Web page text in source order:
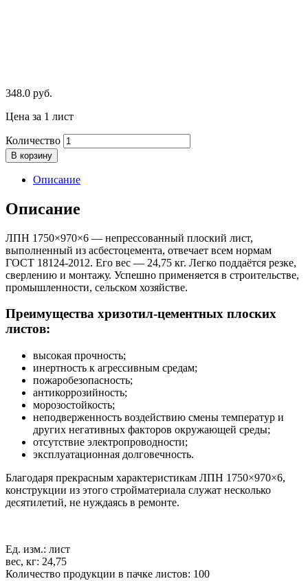
348.0 руб.
Цена за 1 лист
Количество
В корзину
Описание
Описание
ЛПН 1750×970×6 — непрессованный плоский лист,
выполненный из асбестоцемента, отвечает всем нормам
ГОСТ 18124-2012. Его вес — 24,75 кг. Легко поддаётся резке,
сверлению и монтажу. Успешно применяется в строительстве,
промышленности, сельском хозяйстве.
Преимущества хризотил-цементных плоских
листов:
высокая прочность;
инертность к агрессивным средам;
пожаробезопасность;
антикоррозийность;
морозостойкость;
неподверженность воздействию смены температур и
других негативных факторов окружающей среды;
отсутствие электропроводности;
эксплуатационная долговечность.
Благодаря прекрасным характеристикам ЛПН 1750×970×6,
конструкции из этого стройматериала служат несколько
десятилетий, не нуждаясь в ремонте.
Ед. изм.: лист
вес, кг: 24,75
Количество продукции в пачке листов: 100